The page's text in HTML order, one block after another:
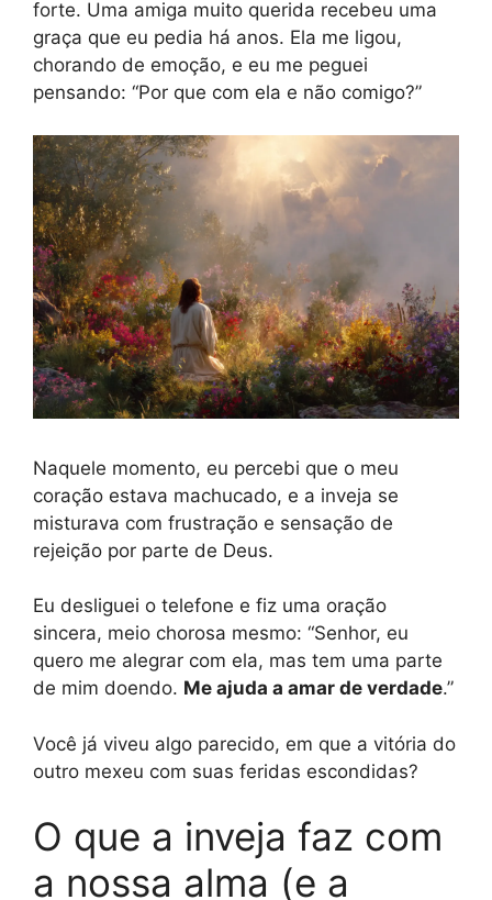
forte. Uma amiga muito querida recebeu uma
graça que eu pedia há anos. Ela me ligou,
chorando de emoção, e eu me peguei
pensando: “Por que com ela e não comigo?”
Naquele momento, eu percebi que o meu
coração estava machucado, e a inveja se
misturava com frustração e sensação de
rejeição por parte de Deus.
Eu desliguei o telefone e fiz uma oração
sincera, meio chorosa mesmo: “Senhor, eu
quero me alegrar com ela, mas tem uma parte
de mim doendo. Me ajuda a amar de verdade.”
Você já viveu algo parecido, em que a vitória do
outro mexeu com suas feridas escondidas?
O que a inveja faz com
a nossa alma (e a